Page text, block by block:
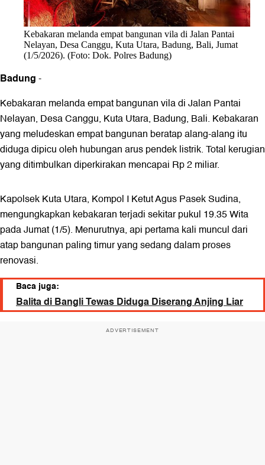
Kebakaran melanda empat bangunan vila di Jalan Pantai
Nelayan, Desa Canggu, Kuta Utara, Badung, Bali, Jumat
(1/5/2026). (Foto: Dok. Polres Badung)
Badung-
Kebakaran melanda empat bangunan vila di Jalan Pantai
Nelayan, Desa Canggu, Kuta Utara, Badung, Bali. Kebakaran
yang meludeskan empat bangunan beratap alang-alang itu
diduga dipicu oleh hubungan arus pendek listrik. Total kerugian
yang ditimbulkan diperkirakan mencapai Rp 2 miliar.
Kapolsek Kuta Utara, Kompol I Ketut Agus Pasek Sudina,
mengungkapkan kebakaran terjadi sekitar pukul 19.35 Wita
pada Jumat (1/5). Menurutnya, api pertama kali muncul dari
atap bangunan paling timur yang sedang dalam proses
renovasi.
Baca juga:
Balita di Bangli Tewas Diduga Diserang Anjing Liar
ADVERTISEMENT